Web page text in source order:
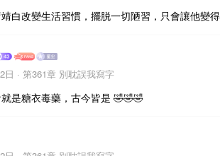
白改變生活習慣，擺脱一切陋習，只會讓他變
日 ·第361章 別耽誤我寫字
是糖衣毒藥，古今皆是 🤣🤣🤣